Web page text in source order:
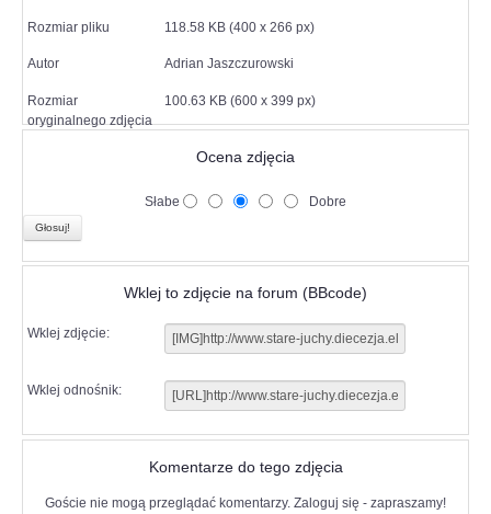
Rozmiar pliku 118.58 KB (400 x 266 px)
Autor Adrian Jaszczurowski
Rozmiar
oryginalnego zdjęcia
100.63 KB (600 x 399 px)
Ocena zdjęcia
Słabe Dobre
Wklej to zdjęcie na forum (BBcode)
Wklej zdjęcie:
Wklej odnośnik:
Komentarze do tego zdjęcia
Goście nie mogą przeglądać komentarzy. Zaloguj się - zapraszamy!